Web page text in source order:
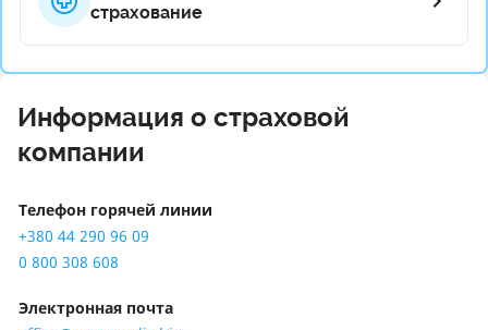
страхование
Информация о страховой
компании
Телефон горячей линии
+380 44 290 96 09
0 800 308 608
Электронная почта